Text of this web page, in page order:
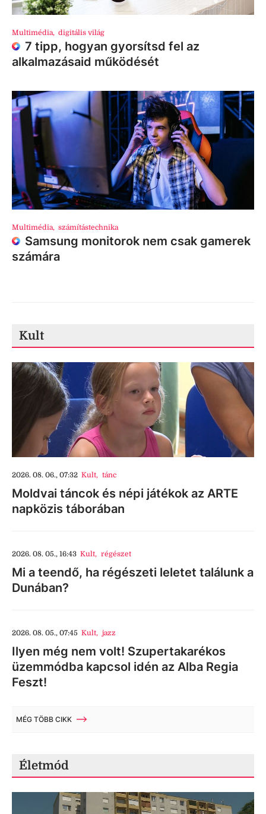
Multimédia, digitális világ
7 tipp, hogyan gyorsítsd fel az
alkalmazásaid működését
Multimédia, számítástechnika
Samsung monitorok nem csak gamerek
számára
Kult
2026. 08. 06., 07:32 Kult, tánc
Moldvai táncok és népi játékok az ARTE
napközis táborában
2026. 08. 05., 16:43 Kult, régészet
Mi a teendő, ha régészeti leletet találunk a
Dunában?
2026. 08. 05., 07:45 Kult, jazz
Ilyen még nem volt! Szupertakarékos
üzemmódba kapcsol idén az Alba Regia
Feszt!
MÉG TÖBB CIKK
Életmód